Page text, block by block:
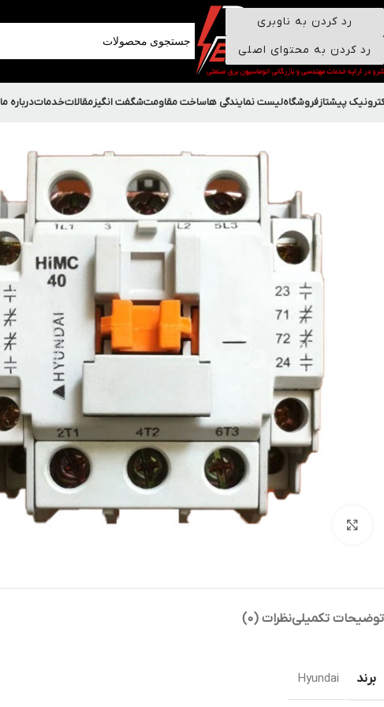
رد کردن به ناوبری
رد کردن به محتوای اصلی
پیشتازفروشگاهلیست نمایندگی هاساخت مقاومتشگفت انگیزمقالاتخدماتدرباره ما
بزرگنمایی تصویر
توضیحات تکمیلینظرات (0)
برند Hyundai